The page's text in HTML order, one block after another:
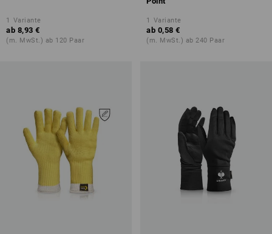
1 Variante
ab 8,93 €
(m. MwSt.) ab 120 Paar
1 Variante
ab 0,58 €
(m. MwSt.) ab 240 Paar